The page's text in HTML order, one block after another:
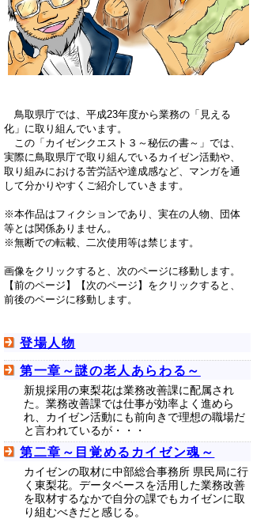
鳥取県庁では、平成23年度から業務の「見える
化」に取り組んでいます。
この「カイゼンクエスト３～秘伝の書～」では、
実際に鳥取県庁で取り組んでいるカイゼン活動や、
取り組みにおける苦労話や達成感など、マンガを通
して分かりやすくご紹介していきます。
※本作品はフィクションであり、実在の人物、団体
等とは関係ありません。
※無断での転載、二次使用等は禁じます。
画像をクリックすると、次のページに移動します。
【前のページ】【次のページ】をクリックすると、
前後のページに移動します。
登場人物
第一章～謎の老人あらわる～
新規採用の東梨花は業務改善課に配属され
た。業務改善課では仕事が効率よく進めら
れ、カイゼン活動にも前向きで理想の職場だ
と言われているが・・・
第二章～目覚めるカイゼン魂～
カイゼンの取材に中部総合事務所 県民局に行
く東梨花。データベースを活用した業務改善
を取材するなかで自分の課でもカイゼンに取
り組むべきだと感じる。